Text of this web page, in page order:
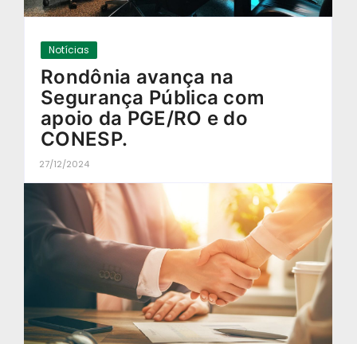
Notícias
Rondônia avança na
Segurança Pública com
apoio da PGE/RO e do
CONESP.
27/12/2024